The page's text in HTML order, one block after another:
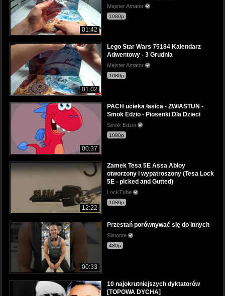
01:42
Majster Amator
1080p
01:02
Lego Star Wars 75184 Kalendarz
Adwentowy - 3 Grudnia
Majster Amator
1080p
00:37
PACH ucieka łasica - ZWIASTUN -
Smok Edzio - Piosenki Dla Dzieci
Smok Edzio
1080p
12:22
Zamek Tesa 5E Assa Abloy
otworzony i wypatroszony (Tesa Lock
5E - picked and Gutted)
LockTube
1080p
00:33
Przestań porównywać się do innych
Simonte
480p
10 najokrutniejszych dyktatorów
[TOPOWA DYCHA]